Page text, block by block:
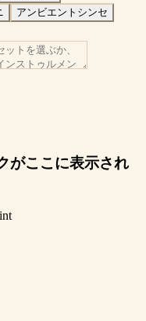
アンビエントシンセ
がここに表示され